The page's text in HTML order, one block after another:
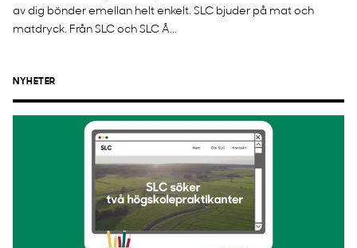
av dig bönder emellan helt enkelt. SLC bjuder på mat och
matdryck. Från SLC och SLC Å...
NYHETER